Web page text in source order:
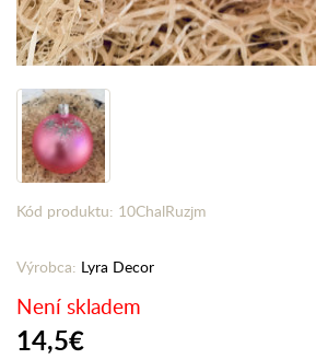
Kód produktu: 10ChalRuzjm
Výrobca: Lyra Decor
Není skladem
14,5€